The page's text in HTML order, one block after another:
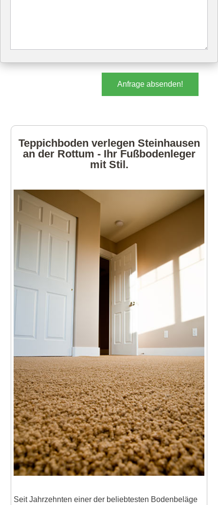
Anfrage absenden!
Teppichboden verlegen Steinhausen
an der Rottum - Ihr Fußbodenleger
mit Stil.
Seit Jahrzehnten einer der beliebtesten Bodenbeläge